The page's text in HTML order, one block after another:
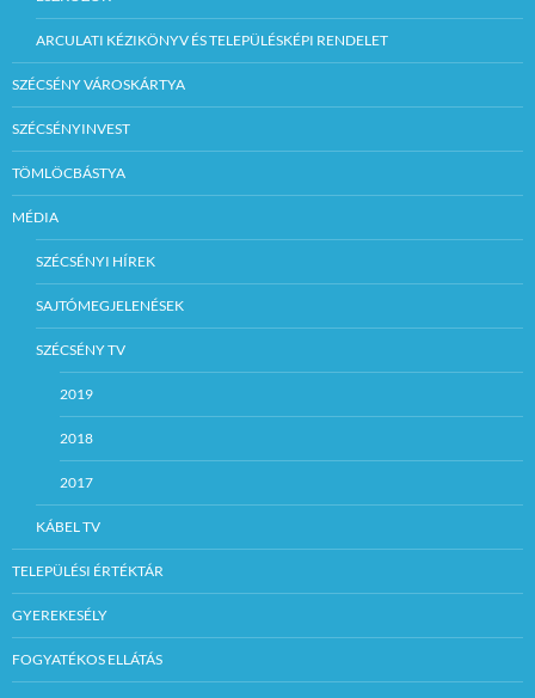
ARCULATI KÉZIKÖNYV ÉS TELEPÜLÉSKÉPI RENDELET
SZÉCSÉNY VÁROSKÁRTYA
SZÉCSÉNYINVEST
TÖMLÖCBÁSTYA
MÉDIA
SZÉCSÉNYI HÍREK
SAJTÓMEGJELENÉSEK
SZÉCSÉNY TV
2019
2018
2017
KÁBEL TV
TELEPÜLÉSI ÉRTÉKTÁR
GYEREKESÉLY
FOGYATÉKOS ELLÁTÁS